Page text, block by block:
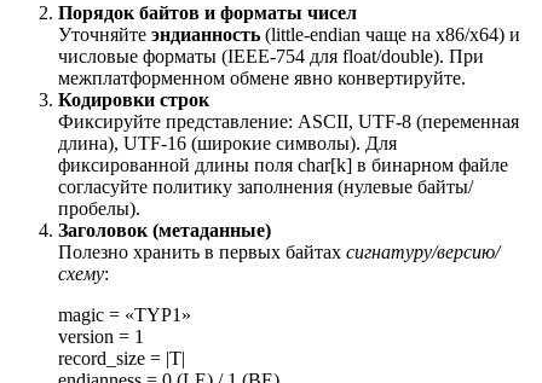
Порядок байтов и форматы чисел
Уточняйте эндианность (little-endian чаще на x86/x64) и
числовые форматы (IEEE-754 для float/double). При
межплатформенном обмене явно конвертируйте.
Кодировки строк
Фиксируйте представление: ASCII, UTF-8 (переменная
длина), UTF-16 (широкие символы). Для
фиксированной длины поля char[k] в бинарном файле
согласуйте политику заполнения (нулевые байты/
пробелы).
Заголовок (метаданные)
Полезно хранить в первых байтах сигнатуру/версию/
схему:
magic = «TYP1»
version = 1
record_size = |T|